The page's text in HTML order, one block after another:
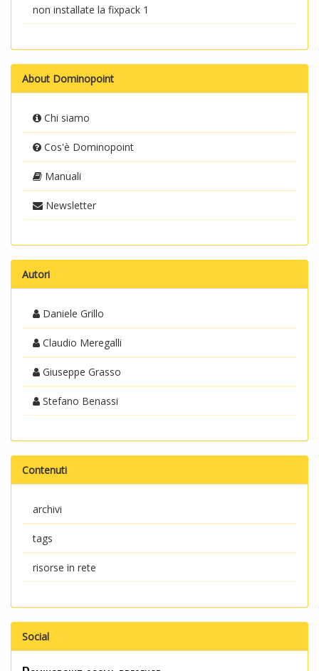
non installate la fixpack 1
About Dominopoint
Chi siamo
Cos'è Dominopoint
Manuali
Newsletter
Autori
Daniele Grillo
Claudio Meregalli
Giuseppe Grasso
Stefano Benassi
Contenuti
archivi
tags
risorse in rete
Social